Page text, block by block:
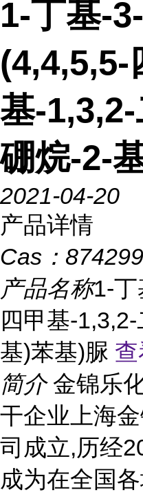
1-丁基-
(4,4,5,5-
基-
硼烷-2-
2021-04-20
产品详情
Cas：
产品名称1-丁
四甲基-
基)苯基)脲
简介 金锦乐
干企业上海
司成立,历经
成为在全国